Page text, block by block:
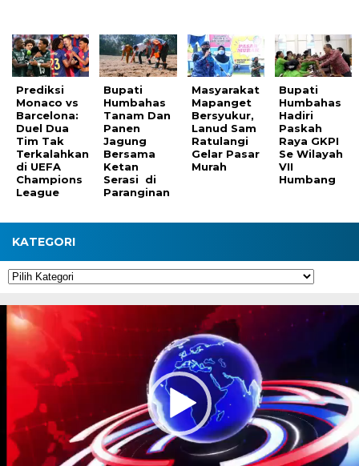
Prediksi
Monaco vs
Barcelona:
Duel Dua
Tim Tak
Terkalahkan
di UEFA
Champions
League
Bupati
Humbahas
Tanam Dan
Panen
Jagung
Bersama
Ketan
Serasi di
Paranginan
Masyarakat
Mapanget
Bersyukur,
Lanud Sam
Ratulangi
Gelar Pasar
Murah
Bupati
Humbahas
Hadiri
Paskah
Raya GKPI
Se Wilayah
VII
Humbang
KATEGORI
Kategori
Pemutar
Video